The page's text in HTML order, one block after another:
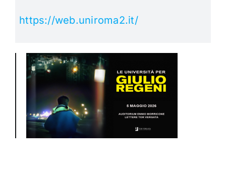
https://web.uniroma2.it/